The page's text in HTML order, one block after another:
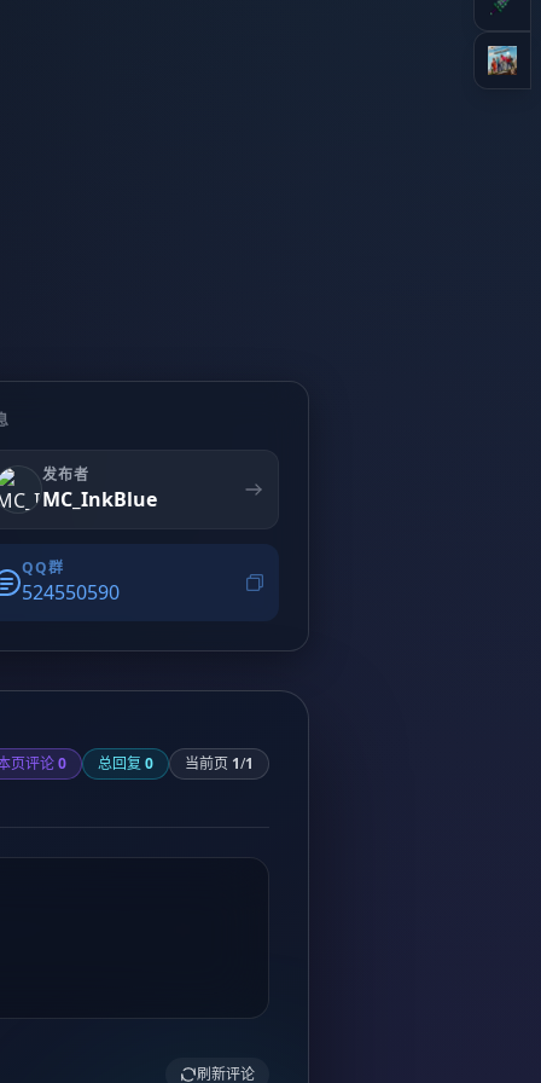
发布者
MC_InkBlue
QQ群
524550590
页评论0 总回复 0 当前页 1/1
刷新评论